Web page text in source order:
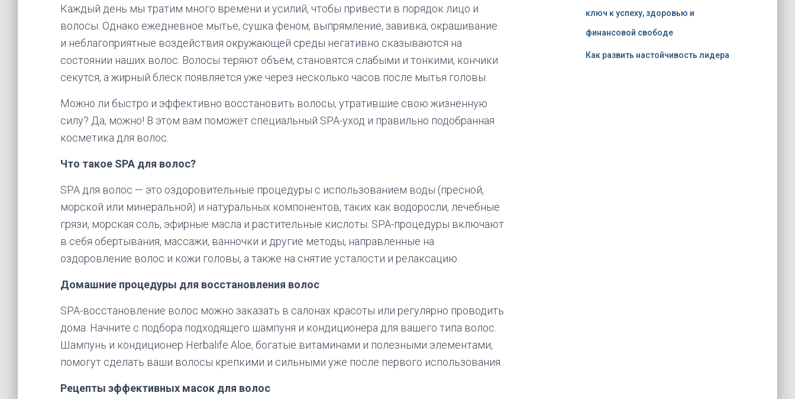
Каждый день мы тратим много времени и усилий, чтобы привести в порядок лицо и
волосы. Однако ежедневное мытье, сушка феном, выпрямление, завивка, окрашивание
и неблагоприятные воздействия окружающей среды негативно сказываются на
состоянии наших волос. Волосы теряют объем, становятся слабыми и тонкими, кончики
секутся, а жирный блеск появляется уже через несколько часов после мытья головы.
Можно ли быстро и эффективно восстановить волосы, утратившие свою жизненную
силу? Да, можно! В этом вам поможет специальный SPA-уход и правильно подобранная
косметика для волос.
Что такое SPA для волос?
SPA для волос — это оздоровительные процедуры с использованием воды (пресной,
морской или минеральной) и натуральных компонентов, таких как водоросли, лечебные
грязи, морская соль, эфирные масла и растительные кислоты. SPA-процедуры включают
в себя обертывания, массажи, ванночки и другие методы, направленные на
оздоровление волос и кожи головы, а также на снятие усталости и релаксацию.
Домашние процедуры для восстановления волос
SPA-восстановление волос можно заказать в салонах красоты или регулярно проводить
дома. Начните с подбора подходящего шампуня и кондиционера для вашего типа волос.
Шампунь и кондиционер Herbalife Aloe, богатые витаминами и полезными элементами,
помогут сделать ваши волосы крепкими и сильными уже после первого использования.
Рецепты эффективных масок для волос
ключ к успеху, здоровью и
финансовой свободе
Как развить настойчивость лидера